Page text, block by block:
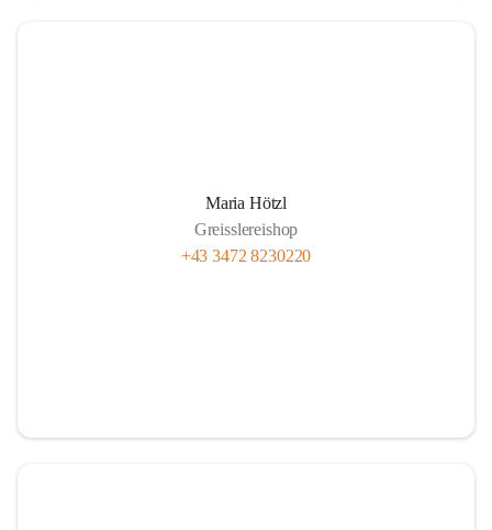
Maria Hötzl
Greisslereishop
+43 3472 8230220